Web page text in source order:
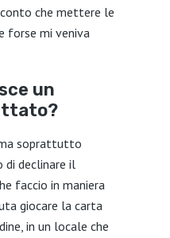
che mettere le
forse mi veniva
un
soprattutto
di declinare il
faccio in maniera
giocare la carta
in un locale che